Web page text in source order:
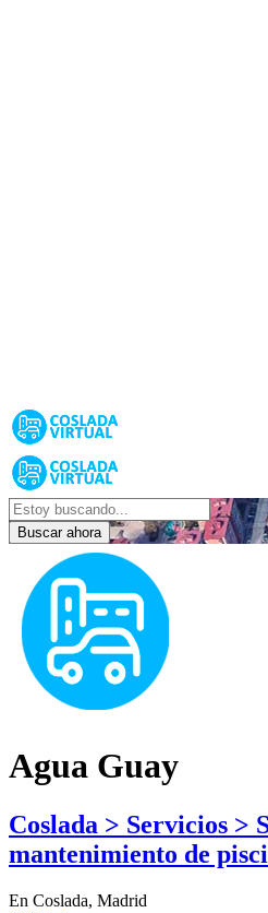
Buscar ahora
Agua Guay
Coslada > Servicios >
mantenimiento de
En Coslada, Madrid